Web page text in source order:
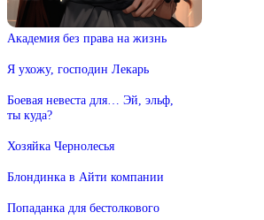
Академия без права на жизнь
Я ухожу, господин Лекарь
Боевая невеста для… Эй, эльф,
ты куда?
Хозяйка Чернолесья
Блондинка в Айти компании
Попаданка для бестолкового